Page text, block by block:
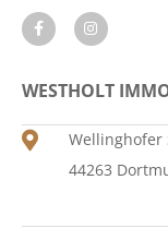
WESTHOLT
Wellinghofer
44263